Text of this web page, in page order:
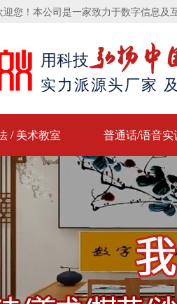
您！本公司是一家致力于数字信息及
用科技 弘扬中
实力派源头厂家
/ 美术教室 普通话/语音实